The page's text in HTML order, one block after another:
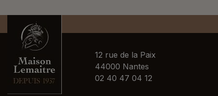
12 rue de la Paix
44000 Nantes
02 40 47 04 12